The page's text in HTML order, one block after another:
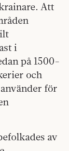
Att
i
på 1500-
och
för
av